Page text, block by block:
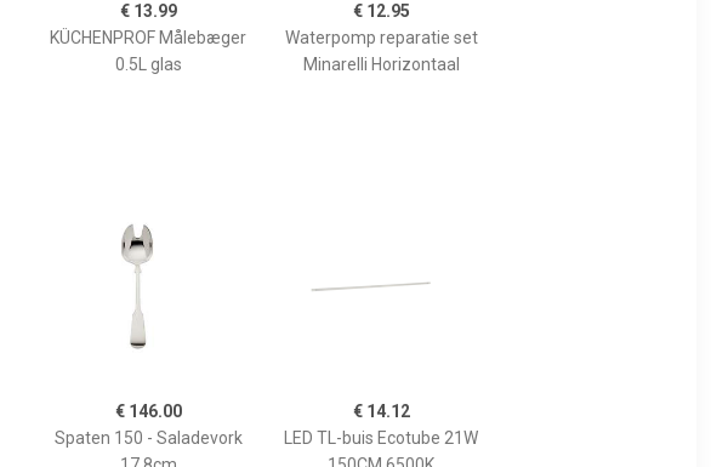
€ 13.99
KÜCHENPROF Målebæger
0.5L glas
€ 12.95
Waterpomp reparatie set
Minarelli Horizontaal
€ 146.00
Spaten 150 - Saladevork
€ 14.12
LED TL-buis Ecotube 21W